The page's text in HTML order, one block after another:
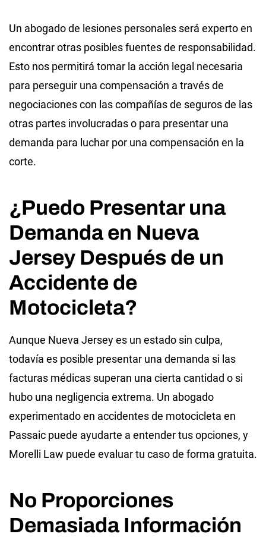
Un abogado de lesiones personales será experto en
encontrar otras posibles fuentes de responsabilidad.
Esto nos permitirá tomar la acción legal necesaria
para perseguir una compensación a través de
negociaciones con las compañías de seguros de las
otras partes involucradas o para presentar una
demanda para luchar por una compensación en la
corte.
¿Puedo Presentar una
Demanda en Nueva
Jersey Después de un
Accidente de
Motocicleta?
Aunque Nueva Jersey es un estado sin culpa,
todavía es posible presentar una demanda si las
facturas médicas superan una cierta cantidad o si
hubo una negligencia extrema. Un abogado
experimentado en accidentes de motocicleta en
Passaic puede ayudarte a entender tus opciones, y
Morelli Law puede evaluar tu caso de forma gratuita.
No Proporciones
Demasiada Información